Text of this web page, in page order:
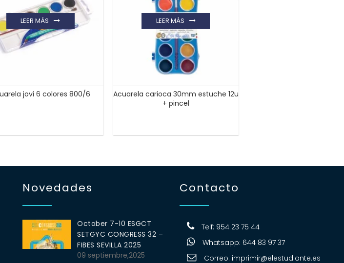
jovi 6 colores 800/6
LEER MÁS
Acuarela carioca 30mm estuche 12u
+ pincel
LEER MÁS
Novedades
October 7-10 ESGCT
SETGYC CONGRESS 32 –
FIBES SEVILLA 2025
09 septiembre,2025
Contacto
Telf: 954 23 75 44
Whatsapp: 644 83 97 37
Correo: imprimir@elestudiante.es